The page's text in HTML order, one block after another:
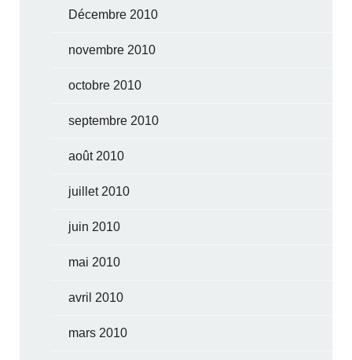
Décembre 2010
novembre 2010
octobre 2010
septembre 2010
août 2010
juillet 2010
juin 2010
mai 2010
avril 2010
mars 2010